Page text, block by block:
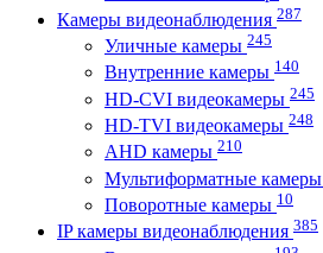
Камеры видеонаблюдения 287
Уличные камеры 245
Внутренние камеры 140
HD-CVI видеокамеры 245
HD-TVI видеокамеры 248
AHD камеры 210
Мультиформатные камеры
Поворотные камеры 10
IP камеры видеонаблюдения 385